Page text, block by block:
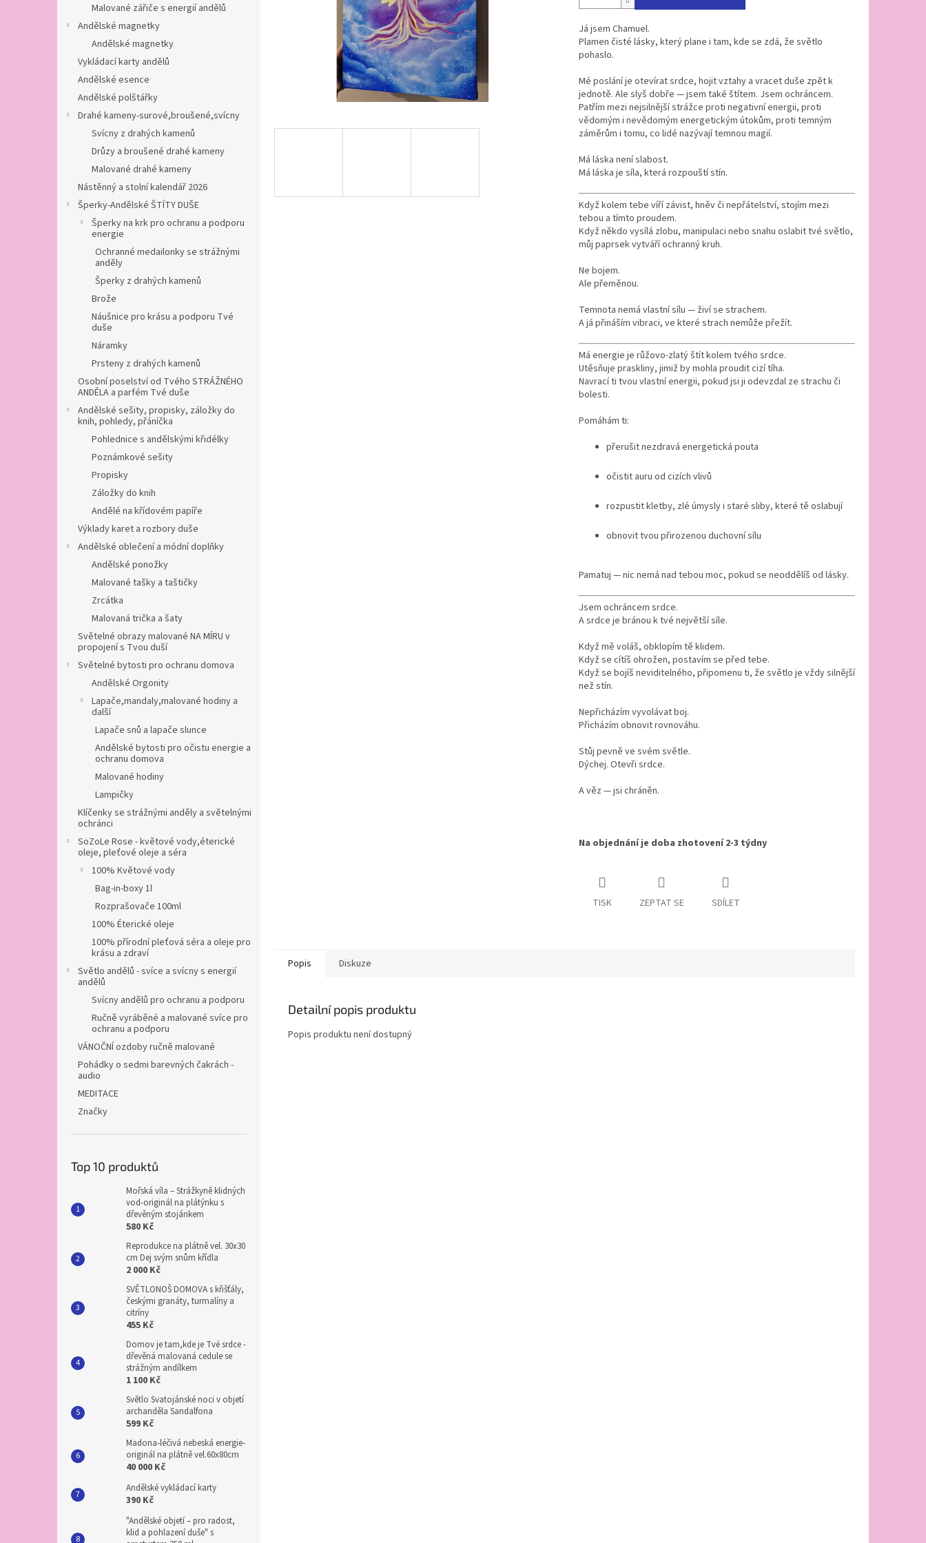
Malované zářiče s energií andělů
Andělské magnetky
Andělské magnetky
Vykládací karty andělů
Andělské esence
Andělské polštářky
Drahé kameny-surové,broušené,svícny
Svícny z drahých kamenů
Drůzy a broušené drahé kameny
Malované drahé kameny
Nástěnný a stolní kalendář 2026
Šperky-Andělské ŠTÍTY DUŠE
Šperky na krk pro ochranu a podporu
energie
Ochranné medailonky se strážnými
anděly
Šperky z drahých kamenů
Brože
Náušnice pro krásu a podporu Tvé
duše
Náramky
Prsteny z drahých kamenů
Osobní poselství od Tvého STRÁŽNÉHO
ANDĚLA a parfém Tvé duše
Andělské sešity, propisky, záložky do
knih, pohledy, přáníčka
Pohlednice s andělskými křidélky
Poznámkové sešity
Propisky
Záložky do knih
Andělé na křídovém papíře
Výklady karet a rozbory duše
Andělské oblečení a módní doplňky
Andělské ponožky
Malované tašky a taštičky
Zrcátka
Malovaná trička a šaty
Světelné obrazy malované NA MÍRU v
propojení s Tvou duší
Světelné bytosti pro ochranu domova
Andělské Orgonity
Lapače,mandaly,malované hodiny a
další
Lapače snů a lapače slunce
Andělské bytosti pro očistu energie a
ochranu domova
Malované hodiny
Lampičky
Klíčenky se strážnými anděly a světelnými
ochránci
SoZoLe Rose - květové vody,éterické
oleje, pleťové oleje a séra
100% Květové vody
Bag-in-boxy 1l
Rozprašovače 100ml
100% Éterické oleje
100% přírodní pleťová séra a oleje pro
krásu a zdraví
Světlo andělů - svíce a svícny s energií
andělů
Svícny andělů pro ochranu a podporu
Ručně vyráběné a malované svíce pro
ochranu a podporu
VÁNOČNÍ ozdoby ručně malované
Pohádky o sedmi barevných čakrách -
audio
MEDITACE
Značky
Top 10 produktů
Mořská víla – Strážkyně klidných
vod-originál na plátýnku s
dřevěným stojánkem
580 Kč
Reprodukce na plátně vel. 30x30
cm Dej svým snům křídla
2 000 Kč
SVĚTLONOŠ DOMOVA s křišťály,
českými granáty, turmalíny a
citríny
455 Kč
Domov je tam,kde je Tvé srdce -
dřevěná malovaná cedule se
strážným andílkem
1 100 Kč
Světlo Svatojánské noci v objetí
archanděla Sandalfona
599 Kč
Madona-léčivá nebeská energie-
originál na plátně vel.60x80cm
40 000 Kč
Andělské vykládací karty
390 Kč
"Andělské objetí – pro radost,
klid a pohlazení duše" s
Já jsem Chamuel.
Plamen čisté lásky, který plane i tam, kde se zdá, že světlo
pohaslo.
Mé poslání je otevírat srdce, hojit vztahy a vracet duše zpět k
jednotě. Ale slyš dobře — jsem také štítem. Jsem ochráncem.
Patřím mezi nejsilnější strážce proti negativní energii, proti
vědomým i nevědomým energetickým útokům, proti temným
záměrům i tomu, co lidé nazývají temnou magií.
Má láska není slabost.
Má láska je síla, která rozpouští stín.
Když kolem tebe víří závist, hněv či nepřátelství, stojím mezi
tebou a tímto proudem.
Když někdo vysílá zlobu, manipulaci nebo snahu oslabit tvé světlo,
můj paprsek vytváří ochranný kruh.
Ne bojem.
Ale přeměnou.
Temnota nemá vlastní sílu — živí se strachem.
A já přináším vibraci, ve které strach nemůže přežít.
Má energie je růžovo-zlatý štít kolem tvého srdce.
Utěsňuje praskliny, jimiž by mohla proudit cizí tíha.
Navrací ti tvou vlastní energii, pokud jsi ji odevzdal ze strachu či
bolesti.
Pomáhám ti:
přerušit nezdravá energetická pouta
očistit auru od cizích vlivů
rozpustit kletby, zlé úmysly i staré sliby, které tě oslabují
obnovit tvou přirozenou duchovní sílu
Pamatuj — nic nemá nad tebou moc, pokud se neoddělíš od lásky.
Jsem ochráncem srdce.
A srdce je bránou k tvé největší síle.
Když mě voláš, obklopím tě klidem.
Když se cítíš ohrožen, postavím se před tebe.
Když se bojíš neviditelného, připomenu ti, že světlo je vždy silnější
než stín.
Nepřicházím vyvolávat boj.
Přicházím obnovit rovnováhu.
Stůj pevně ve svém světle.
Dýchej. Otevři srdce.
A věz — jsi chráněn.
Na objednání je doba zhotovení 2-3 týdny
TISK ZEPTAT SE SDÍLET
Popis Diskuze
Detailní popis produktu
Popis produktu není dostupný